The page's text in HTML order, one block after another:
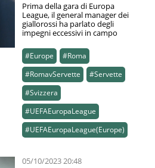
Prima della gara di Europa
League, il general manager dei
giallorossi ha parlato degli
impegni eccessivi in campo
#Europe
#Roma
#RomavServette
#Servette
#Svizzera
#UEFAEuropaLeague
#UEFAEuropaLeague(Europe)
05/10/2023 20:48